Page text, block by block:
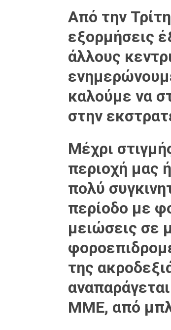
Από την
εξορμήσεις
άλλους
καλούμε να
στην
Μέχρι
περιοχή μας
πολύ
περίοδο με
μειώσεις σε
της
ΜΜΕ, από